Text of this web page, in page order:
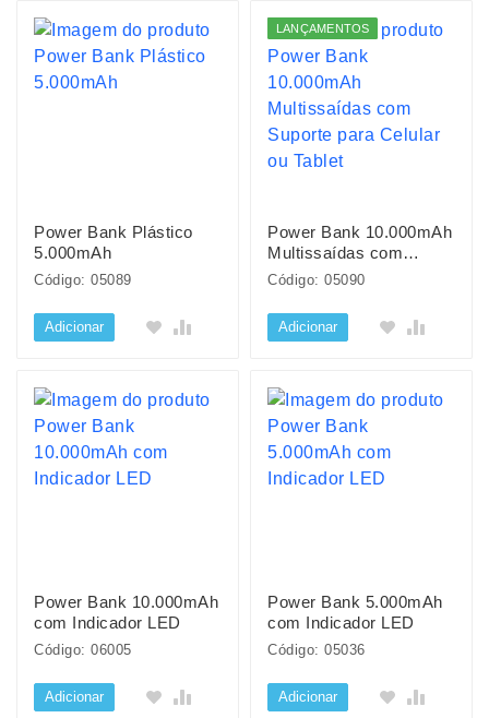
Power Bank Plástico
5.000mAh
Código: 05089
Adicionar
LANÇAMENTOS
Power Bank 10.000mAh
Multissaídas com
Suporte para Celular ou
Tablet
Código: 05090
Adicionar
Power Bank 10.000mAh
com Indicador LED
Código: 06005
Adicionar
Power Bank 5.000mAh
com Indicador LED
Código: 05036
Adicionar